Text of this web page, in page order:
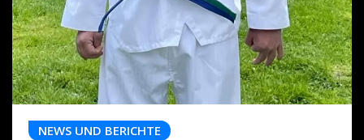
NEWS UND BERICHTE